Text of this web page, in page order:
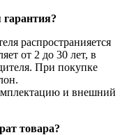
распространияется
от 2 до 30 лет, в
При покупке
и внешний
товара?